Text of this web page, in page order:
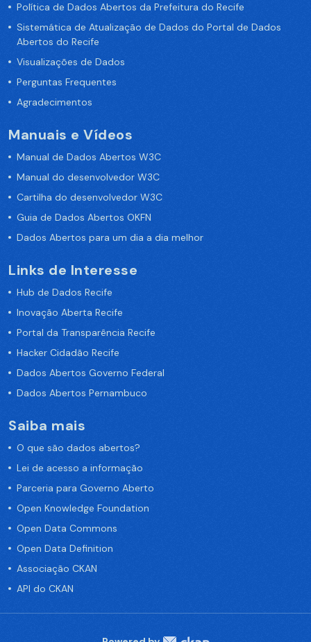
Política de Dados Abertos da Prefeitura do Recife
Sistemática de Atualização de Dados do Portal de Dados
Abertos do Recife
Visualizações de Dados
Perguntas Frequentes
Agradecimentos
Manuais e Vídeos
Manual de Dados Abertos W3C
Manual do desenvolvedor W3C
Cartilha do desenvolvedor W3C
Guia de Dados Abertos OKFN
Dados Abertos para um dia a dia melhor
Links de Interesse
Hub de Dados Recife
Inovação Aberta Recife
Portal da Transparência Recife
Hacker Cidadão Recife
Dados Abertos Governo Federal
Dados Abertos Pernambuco
Saiba mais
O que são dados abertos?
Lei de acesso a informação
Parceria para Governo Aberto
Open Knowledge Foundation
Open Data Commons
Open Data Definition
Associação CKAN
API do CKAN